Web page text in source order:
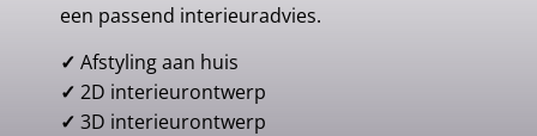
een passend interieuradvies.
✓ Afstyling aan huis
✓ 2D interieurontwerp
✓ 3D interieurontwerp